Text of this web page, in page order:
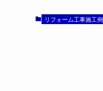
リフォーム工事施工例